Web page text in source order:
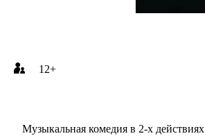
Музыкальная комедия в 2-х действиях
12+